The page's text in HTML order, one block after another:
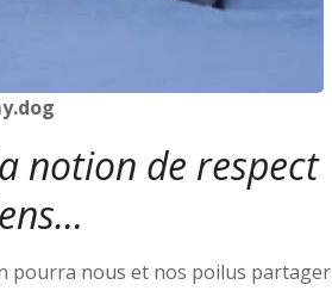
notion de respect
pourra nous et nos poilus partager